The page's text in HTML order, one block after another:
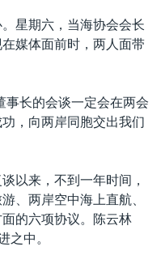
星期六，当海协会会长
媒体面前时，两人面带
事长的会谈一定会在两会
，向两岸同胞交出我们
以来，不到一年时间，
、两岸空中海上直航、
的六项协议。陈云林
之中。